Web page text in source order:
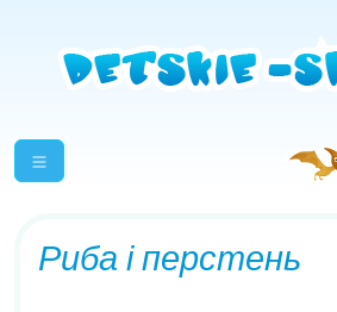
Риба і перстень